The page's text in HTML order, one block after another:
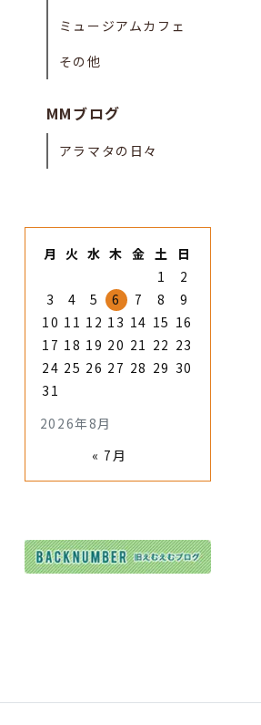
ミュージアムカフェ
その他
MMブログ
アラマタの日々
2026年8月
月 火 水 木 金 土
日
1
2
3
4 5 6 7 8
9
10 11 12 13 14 15 16
17 18 19 20 21 22 23
24 25 26 27 28 29 30
31
« 7月